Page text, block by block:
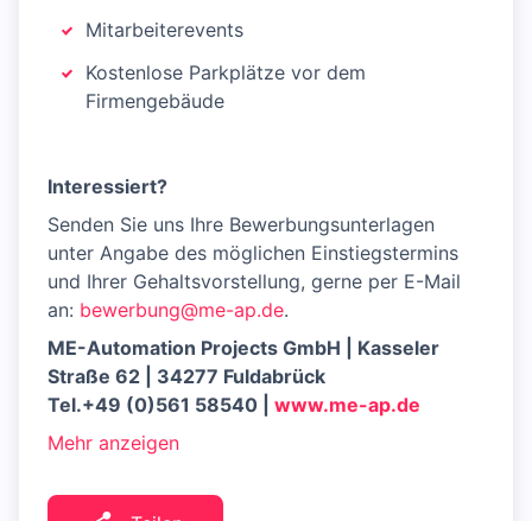
Mitarbeiterevents
Kostenlose Parkplätze vor dem
Firmengebäude
Interessiert?
Senden Sie uns Ihre Bewerbungsunterlagen
unter Angabe des möglichen Einstiegstermins
und Ihrer Gehalts­vorstellung, gerne per E-Mail
an: bewerbung@me-ap.de.
ME-Automation Projects GmbH | Kasseler
Straße 62 | 34277 Fuldabrück
Tel.+49 (0)561 58540 | www.me-ap.de
Mehr anzeigen